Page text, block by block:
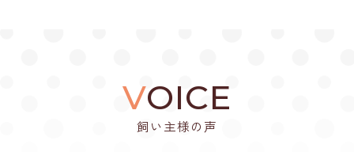
VOICE
飼い主様の声